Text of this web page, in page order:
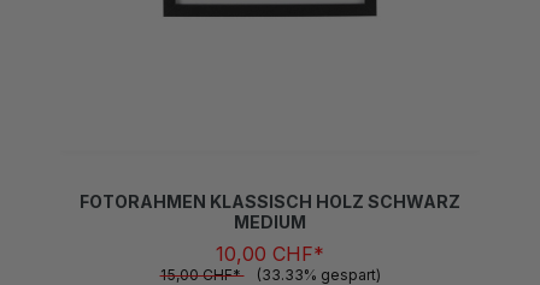
FOTORAHMEN KLASSISCH HOLZ SCHWARZ
MEDIUM
10,00 CHF*
15,00 CHF* (33.33% gespart)